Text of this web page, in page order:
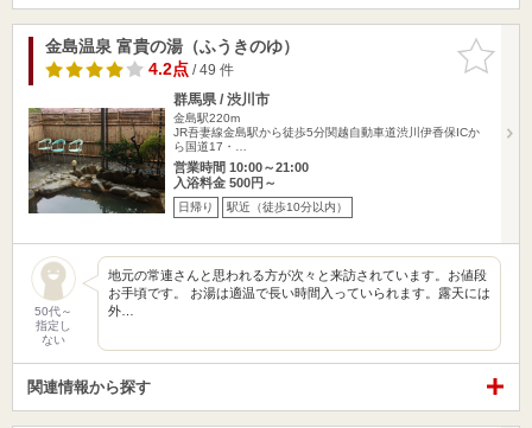
お気に入
りに追加
金島温泉 富貴の湯（ふうきのゆ）
4.2点/ 49 件
群馬県 / 渋川市
金島駅220m
JR吾妻線金島駅から徒歩5分関越自動車道渋川伊香保ICか
ら国道17・…
営業時間 10:00～21:00
入浴料金 500円～
日帰り 駅近（徒歩10分以内）
50代～
指定し
ない
地元の常連さんと思われる方が次々と来訪されています。お値段
お手頃です。 お湯は適温で長い時間入っていられます。露天には
外…
関連情報から探す